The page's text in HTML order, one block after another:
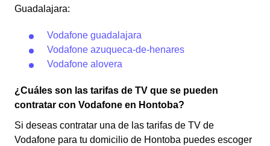
Guadalajara:
Vodafone guadalajara
Vodafone azuqueca-de-henares
Vodafone alovera
¿Cuáles son las tarifas de TV que se pueden
contratar con Vodafone en Hontoba?
Si deseas contratar una de las tarifas de TV de
Vodafone para tu domicilio de Hontoba puedes escoger